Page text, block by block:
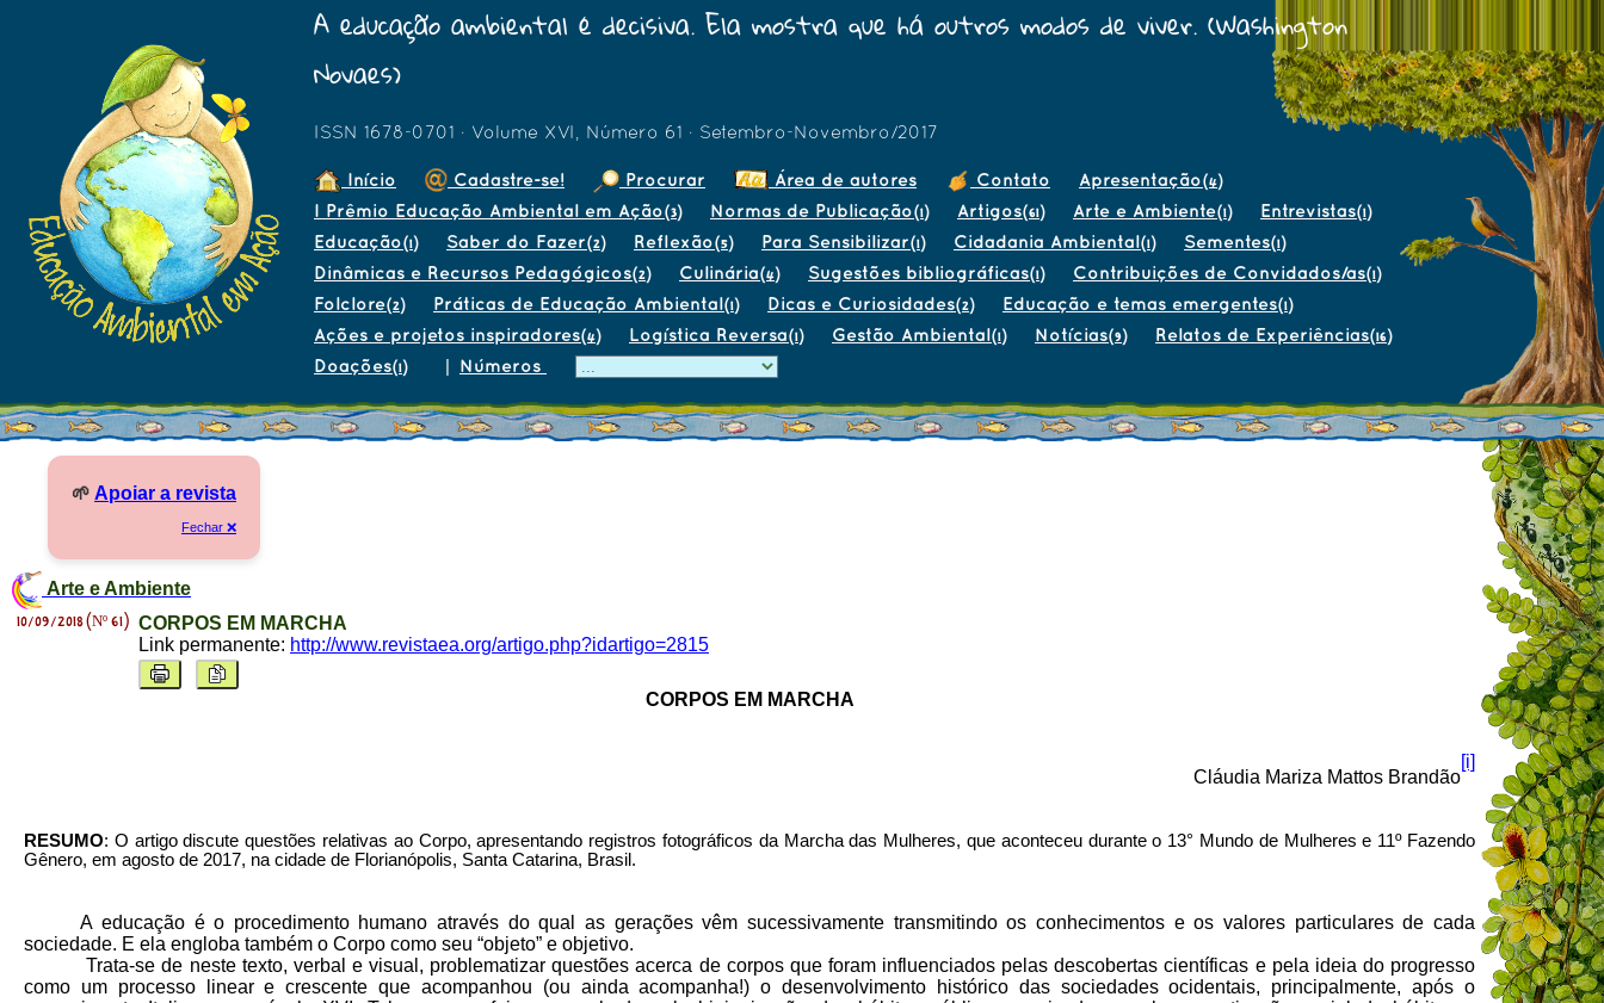
A educação ambiental é decisiva. Ela mostra que há outros modos de viver. (Washington
Novaes)
ISSN 1678-0701 · Volume XVI, Número 61 · Setembro-Novembro/2017
Início Cadastre-se! Procurar Área de autores Contato Apresentação(4)
I Prêmio Educação Ambiental em Ação(3) Normas de Publicação(1) Artigos(61) Arte e Ambiente(1) Entrevistas(1)
Educação(1) Saber do Fazer(2) Reflexão(5) Para Sensibilizar(1) Cidadania Ambiental(1) Sementes(1)
Dinâmicas e Recursos Pedagógicos(2) Culinária(4) Sugestões bibliográficas(1) Contribuições de Convidados/as(1)
Folclore(2) Práticas de Educação Ambiental(1) Dicas e Curiosidades(2) Educação e temas emergentes(1)
Ações e projetos inspiradores(4) Logística Reversa(1) Gestão Ambiental(1) Notícias(9) Relatos de Experiências(16)
Doações(1) | Números
🌱 Apoiar a revista
Fechar ❌
Arte e Ambiente
10/09/2018 (Nº 61) CORPOS EM MARCHA
Link permanente: http://www.revistaea.org/artigo.php?idartigo=2815
CORPOS EM MARCHA
Cláudia Mariza Mattos Brandão
[i]
RESUMO: O artigo discute questões relativas ao Corpo, apresentando registros fotográficos da Marcha das Mulheres, que aconteceu durante o 13° Mundo de Mulheres e 11º Fazendo
Gênero, em agosto de 2017, na cidade de Florianópolis, Santa Catarina, Brasil.
A educação é o procedimento humano através do qual as gerações vêm sucessivamente transmitindo os conhecimentos e os valores particulares de cada
sociedade. E ela engloba também o Corpo como seu “objeto” e objetivo.
Trata-se de neste texto, verbal e visual, problematizar questões acerca de corpos que foram influenciados pelas descobertas científicas e pela ideia do progresso
como um processo linear e crescente que acompanhou (ou ainda acompanha!) o desenvolvimento histórico das sociedades ocidentais, principalmente, após o